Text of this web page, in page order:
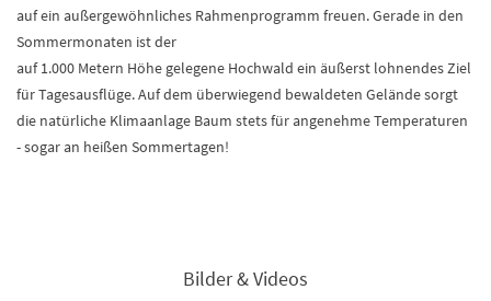
auf ein außergewöhnliches Rahmenprogramm freuen. Gerade in den
Sommermonaten ist der
auf 1.000 Metern Höhe gelegene Hochwald ein äußerst lohnendes Ziel
für Tagesausflüge. Auf dem überwiegend bewaldeten Gelände sorgt
die natürliche Klimaanlage Baum stets für angenehme Temperaturen
- sogar an heißen Sommertagen!
Bilder & Videos